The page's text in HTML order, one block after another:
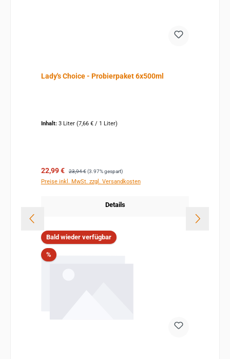
Lady's Choice - Probierpaket 6x500ml
Inhalt: 3 Liter (7,66 € / 1 Liter)
Verkaufspreis:
22,99 € Regulärer Preis:
23,94 € (3.97% gespart)
Preise inkl. MwSt. zzgl. Versandkosten
Details
Bald wieder verfügbar
%Rabatt